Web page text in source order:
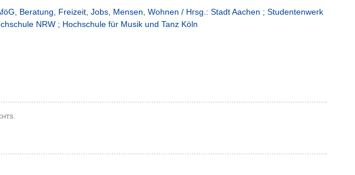
Beratung, Freizeit, Jobs, Mensen, Wohnen / Hrsg.: Stadt Aachen ; Studentenwerk
NRW ; Hochschule für Musik und Tanz Köln